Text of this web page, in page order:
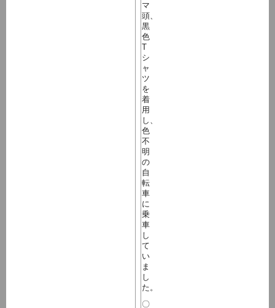
マ
頭、
黒
色
T
シ
ャ
ツ
を
着
用
し、
色
不
明
の
自
転
車
に
乗
車
し
て
い
ま
し
た。
〇